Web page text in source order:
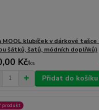
MOOL klubíček v dárkové tašce
šátků, šatů, módních doplňků)
Kč/ks
Přidat do košíku
produkt